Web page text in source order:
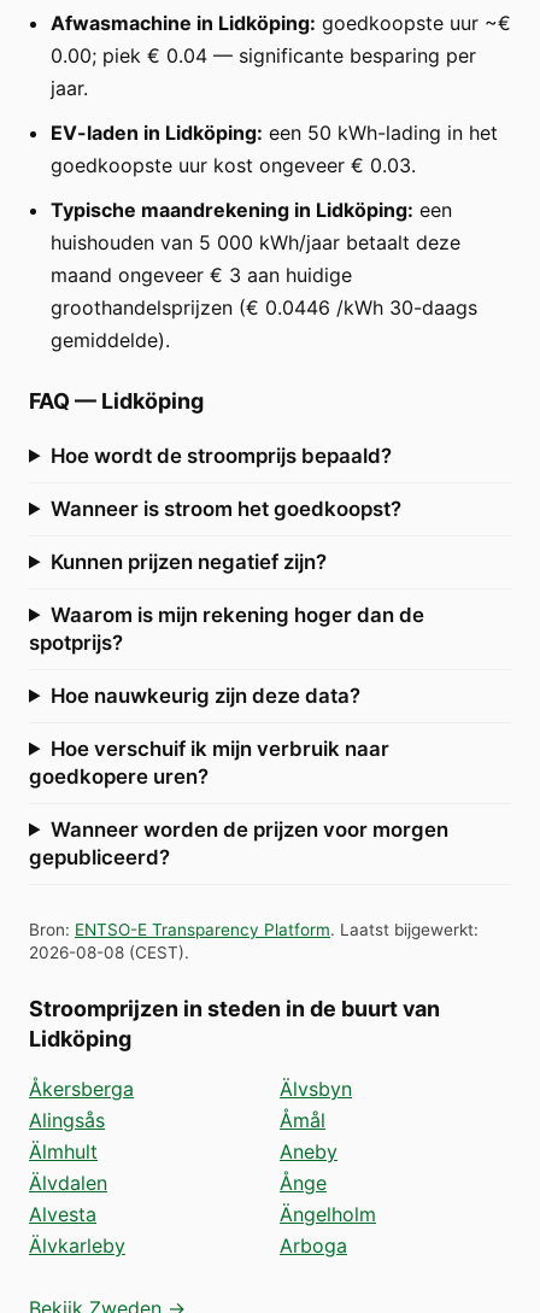
Afwasmachine in Lidköping: goedkoopste uur ~€
0.00; piek € 0.04 — significante besparing per
jaar.
EV-laden in Lidköping: een 50 kWh-lading in het
goedkoopste uur kost ongeveer € 0.03.
Typische maandrekening in Lidköping: een
huishouden van 5 000 kWh/jaar betaalt deze
maand ongeveer € 3 aan huidige
groothandelsprijzen (€ 0.0446 /kWh 30-daags
gemiddelde).
FAQ — Lidköping
Hoe wordt de stroomprijs bepaald?
Wanneer is stroom het goedkoopst?
Kunnen prijzen negatief zijn?
Waarom is mijn rekening hoger dan de
spotprijs?
Hoe nauwkeurig zijn deze data?
Hoe verschuif ik mijn verbruik naar
goedkopere uren?
Wanneer worden de prijzen voor morgen
gepubliceerd?
Bron: ENTSO-E Transparency Platform. Laatst bijgewerkt:
2026-08-08 (CEST).
Stroomprijzen in steden in de buurt van
Lidköping
Åkersberga
Alingsås
Älmhult
Älvdalen
Alvesta
Älvkarleby
Älvsbyn
Åmål
Aneby
Ånge
Ängelholm
Arboga
Bekijk Zweden →